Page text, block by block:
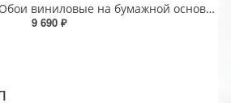
87024-5 Natural2020 Обои виниловые на бумажной основе 1.06*15.6
9 690 ₽